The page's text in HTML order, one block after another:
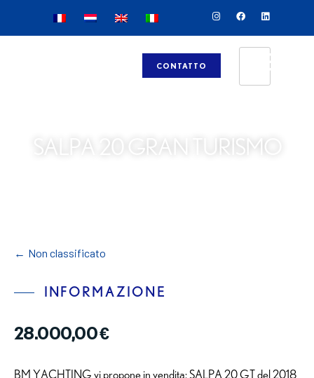
CONTATTO
SALPA 20 GRAN TURISMO
← Non classificato
INFORMAZIONE
28.000,00€
BM YACHTING vi propone in vendita: SALPA 20 GT del 2018